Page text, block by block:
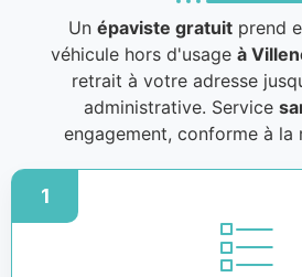
Unépaviste gratuit prend
véhicule hors d'usageà
retrait à votre adresse
administrative. Service
engagement, conforme à la
1